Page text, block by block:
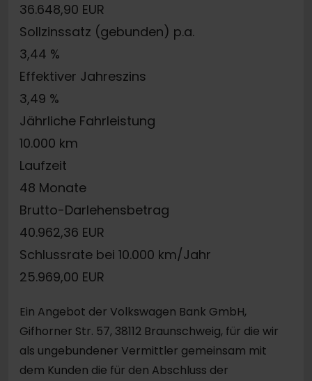
36.648,90 EUR
Sollzinssatz (gebunden) p.a.
3,44 %
Effektiver Jahreszins
3,49 %
Jährliche Fahrleistung
10.000 km
Laufzeit
48 Monate
Brutto-Darlehensbetrag
40.962,36 EUR
Schlussrate bei 10.000 km/Jahr
25.969,00 EUR
Ein Angebot der Volkswagen Bank GmbH,
Gifhorner Str. 57, 38112 Braunschweig, für die wir
als ungebundener Vermittler gemeinsam mit
dem Kunden die für den Abschluss der